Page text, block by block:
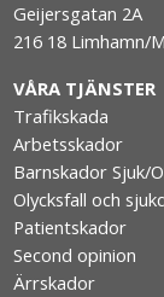
Geijersgatan 2A
216 18 Limhamn/
VÅRA TJÄNSTER
Trafikskada
Arbetsskador
Barnskador Sjuk/
Olycksfall och
Patientskador
Second opinion
Ärrskador